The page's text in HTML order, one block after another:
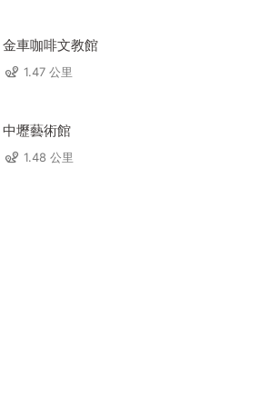
金車咖啡文教館
1.47 公里
中壢藝術館
1.48 公里